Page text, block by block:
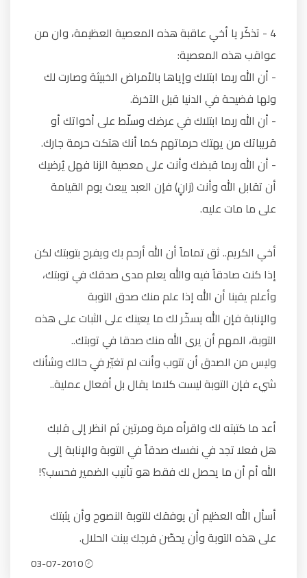
4 - تذكّر يا أخي عاقبة هذه المعصية العظيمة، وان من
عواقب هذه المعصية:
- أن الله ربما ابتلاك وإياها بالأمراض الخبيثة وصارت لك
ولها فضيحة في الدنيا قبل الآخرة.
- أن الله ربما ابتلاك في عرضك وسلّط على أخواتك أو
قريباتك من يهتك حرماتهم كما أنك هتكت حرمة جارك.
- أن الله ربما قبضك وأنت على معصية الزنا فهل يُرضيك
أن تقابل الله وأنت (زانٍ) فإن العبد يبعث يوم القيامة
على ما مات عليه.
أخي الكريم.. ثق تماماً أن الله أرحم بك ويفرح بتوبتك لكن
إذا كنت صادقاً فيه والله يعلم مدى صدقك في توبتك،
وأعلم يقينا أن الله إذا علم منك صدق التوبة
والإنابة فإن الله يسخّر لك ما يعينك على الثبات على هذه
التوبة، المهم أن يرى الله منك صدقا في توبتك..
وليس من الصدق أن تتوب وأنت لم تغيّر في حالك وشأنك
شيء فإن التوبة ليست كلاما يقال بل أفعال عملية..
أعد ما كتبته لك واقرأه مرة ومرتين ثم انظر إلى قلبك
هل فعلا تجد في نفسك صدقاً في التوبة والإنابة إلى
الله أم أن ما يحصل لك فقط هو تأنيب الضمير فحسب؟!
أسأل الله العظيم أن يوفقك للتوبة النصوح وأن يثبتك
على هذه التوبة وأن يحصّن فرجك ببنت الحلال.